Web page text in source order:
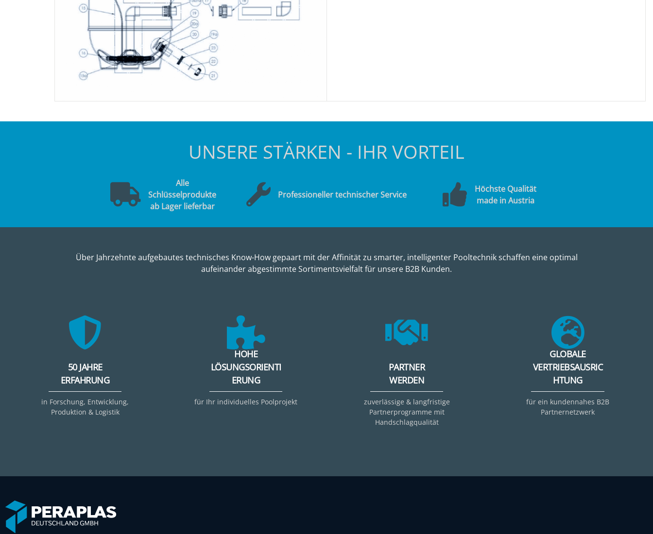
UNSERE STÄRKEN - IHR VORTEIL
Alle
Schlüsselprodukte
ab Lager lieferbar
Professioneller technischer Service
Höchste Qualität
made in Austria
Über Jahrzehnte aufgebautes technisches Know-How gepaart mit der Affinität zu smarter, intelligenter Pooltechnik schaffen eine optimal
aufeinander abgestimmte Sortimentsvielfalt für unsere B2B Kunden.
50 JAHRE
ERFAHRUNG
in Forschung, Entwicklung,
Produktion & Logistik
HOHE
LÖSUNGSORIENTI
ERUNG
für Ihr individuelles Poolprojekt
PARTNER
WERDEN
zuverlässige & langfristige
Partnerprogramme mit
Handschlagqualität
GLOBALE
VERTRIEBSAUSRIC
HTUNG
für ein kundennahes B2B
Partnernetzwerk